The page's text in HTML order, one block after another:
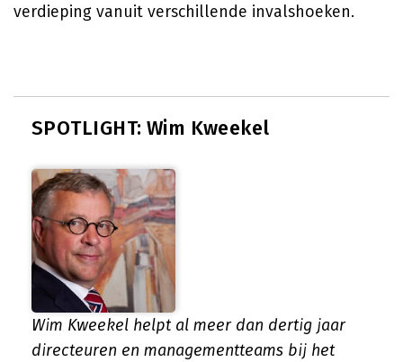
verdieping vanuit verschillende invalshoeken.
SPOTLIGHT: Wim Kweekel
Wim Kweekel helpt al meer dan dertig jaar
directeuren en managementteams bij het